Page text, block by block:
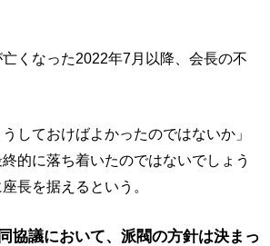
くなった2022年7月以降、会長の不
しておけばよかったのではないか」
的に落ち着いたのではないでしょう
長を据えるという。
協議において、派閥の方針は決まっ